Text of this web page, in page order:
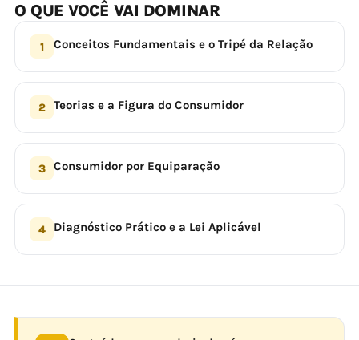
O QUE VOCÊ VAI DOMINAR
1 Conceitos Fundamentais e o Tripé da Relação
2 Teorias e a Figura do Consumidor
3 Consumidor por Equiparação
4 Diagnóstico Prático e a Lei Aplicável